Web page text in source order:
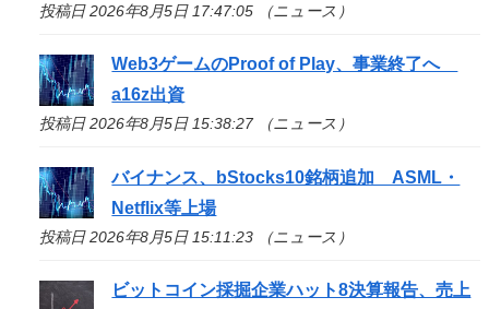
投稿日 2026年8月5日 17:47:05 （ニュース）
Web3ゲームのProof of Play、事業終了へ
a16z出資
投稿日 2026年8月5日 15:38:27 （ニュース）
バイナンス、bStocks10銘柄追加 ASML・
Netflix等上場
投稿日 2026年8月5日 15:11:23 （ニュース）
ビットコイン採掘企業ハット8決算報告、売上